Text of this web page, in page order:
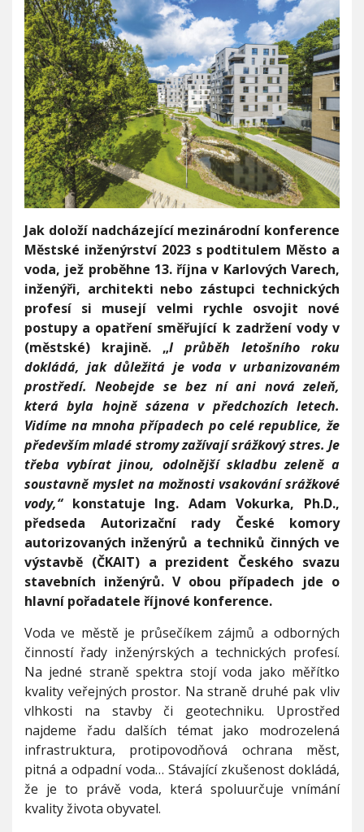
t
n
a
s
t
á
l
e
s
i
l
n
ě
j
š
í
a
č
a
s
t
ě
j
š
í
v
ý
k
y
v
y
s
r
á
ž
e
k
?
Jak doloží nadcházející mezinárodní konference
Městské inženýrství 2023 s podtitulem Město a
voda, jež proběhne 13. října v Karlových Varech,
inženýři, architekti nebo zástupci technických
profesí si musejí velmi rychle osvojit nové
postupy a opatření směřující k zadržení vody v
(městské) krajině. „I průběh letošního roku
dokládá, jak důležitá je voda v urbanizovaném
prostředí. Neobejde se bez ní ani nová zeleň,
která byla hojně sázena v předchozích letech.
Vidíme na mnoha případech po celé republice, že
především mladé stromy zažívají srážkový stres. Je
třeba vybírat jinou, odolnější skladbu zeleně a
soustavně myslet na možnosti vsakování srážkové
vody,“ konstatuje Ing. Adam Vokurka, Ph.D.,
předseda Autorizační rady České komory
autorizovaných inženýrů a techniků činných ve
výstavbě (ČKAIT) a prezident Českého svazu
stavebních inženýrů. V obou případech jde o
hlavní pořadatele říjnové konference.
Voda ve městě je průsečíkem zájmů a odborných
činností řady inženýrských a technických profesí.
Na jedné straně spektra stojí voda jako měřítko
kvality veřejných prostor. Na straně druhé pak vliv
vlhkosti na stavby či geotechniku. Uprostřed
najdeme řadu dalších témat jako modrozelená
infrastruktura, protipovodňová ochrana měst,
pitná a odpadní voda… Stávající zkušenost dokládá,
že je to právě voda, která spoluurčuje vnímání
kvality života obyvatel.